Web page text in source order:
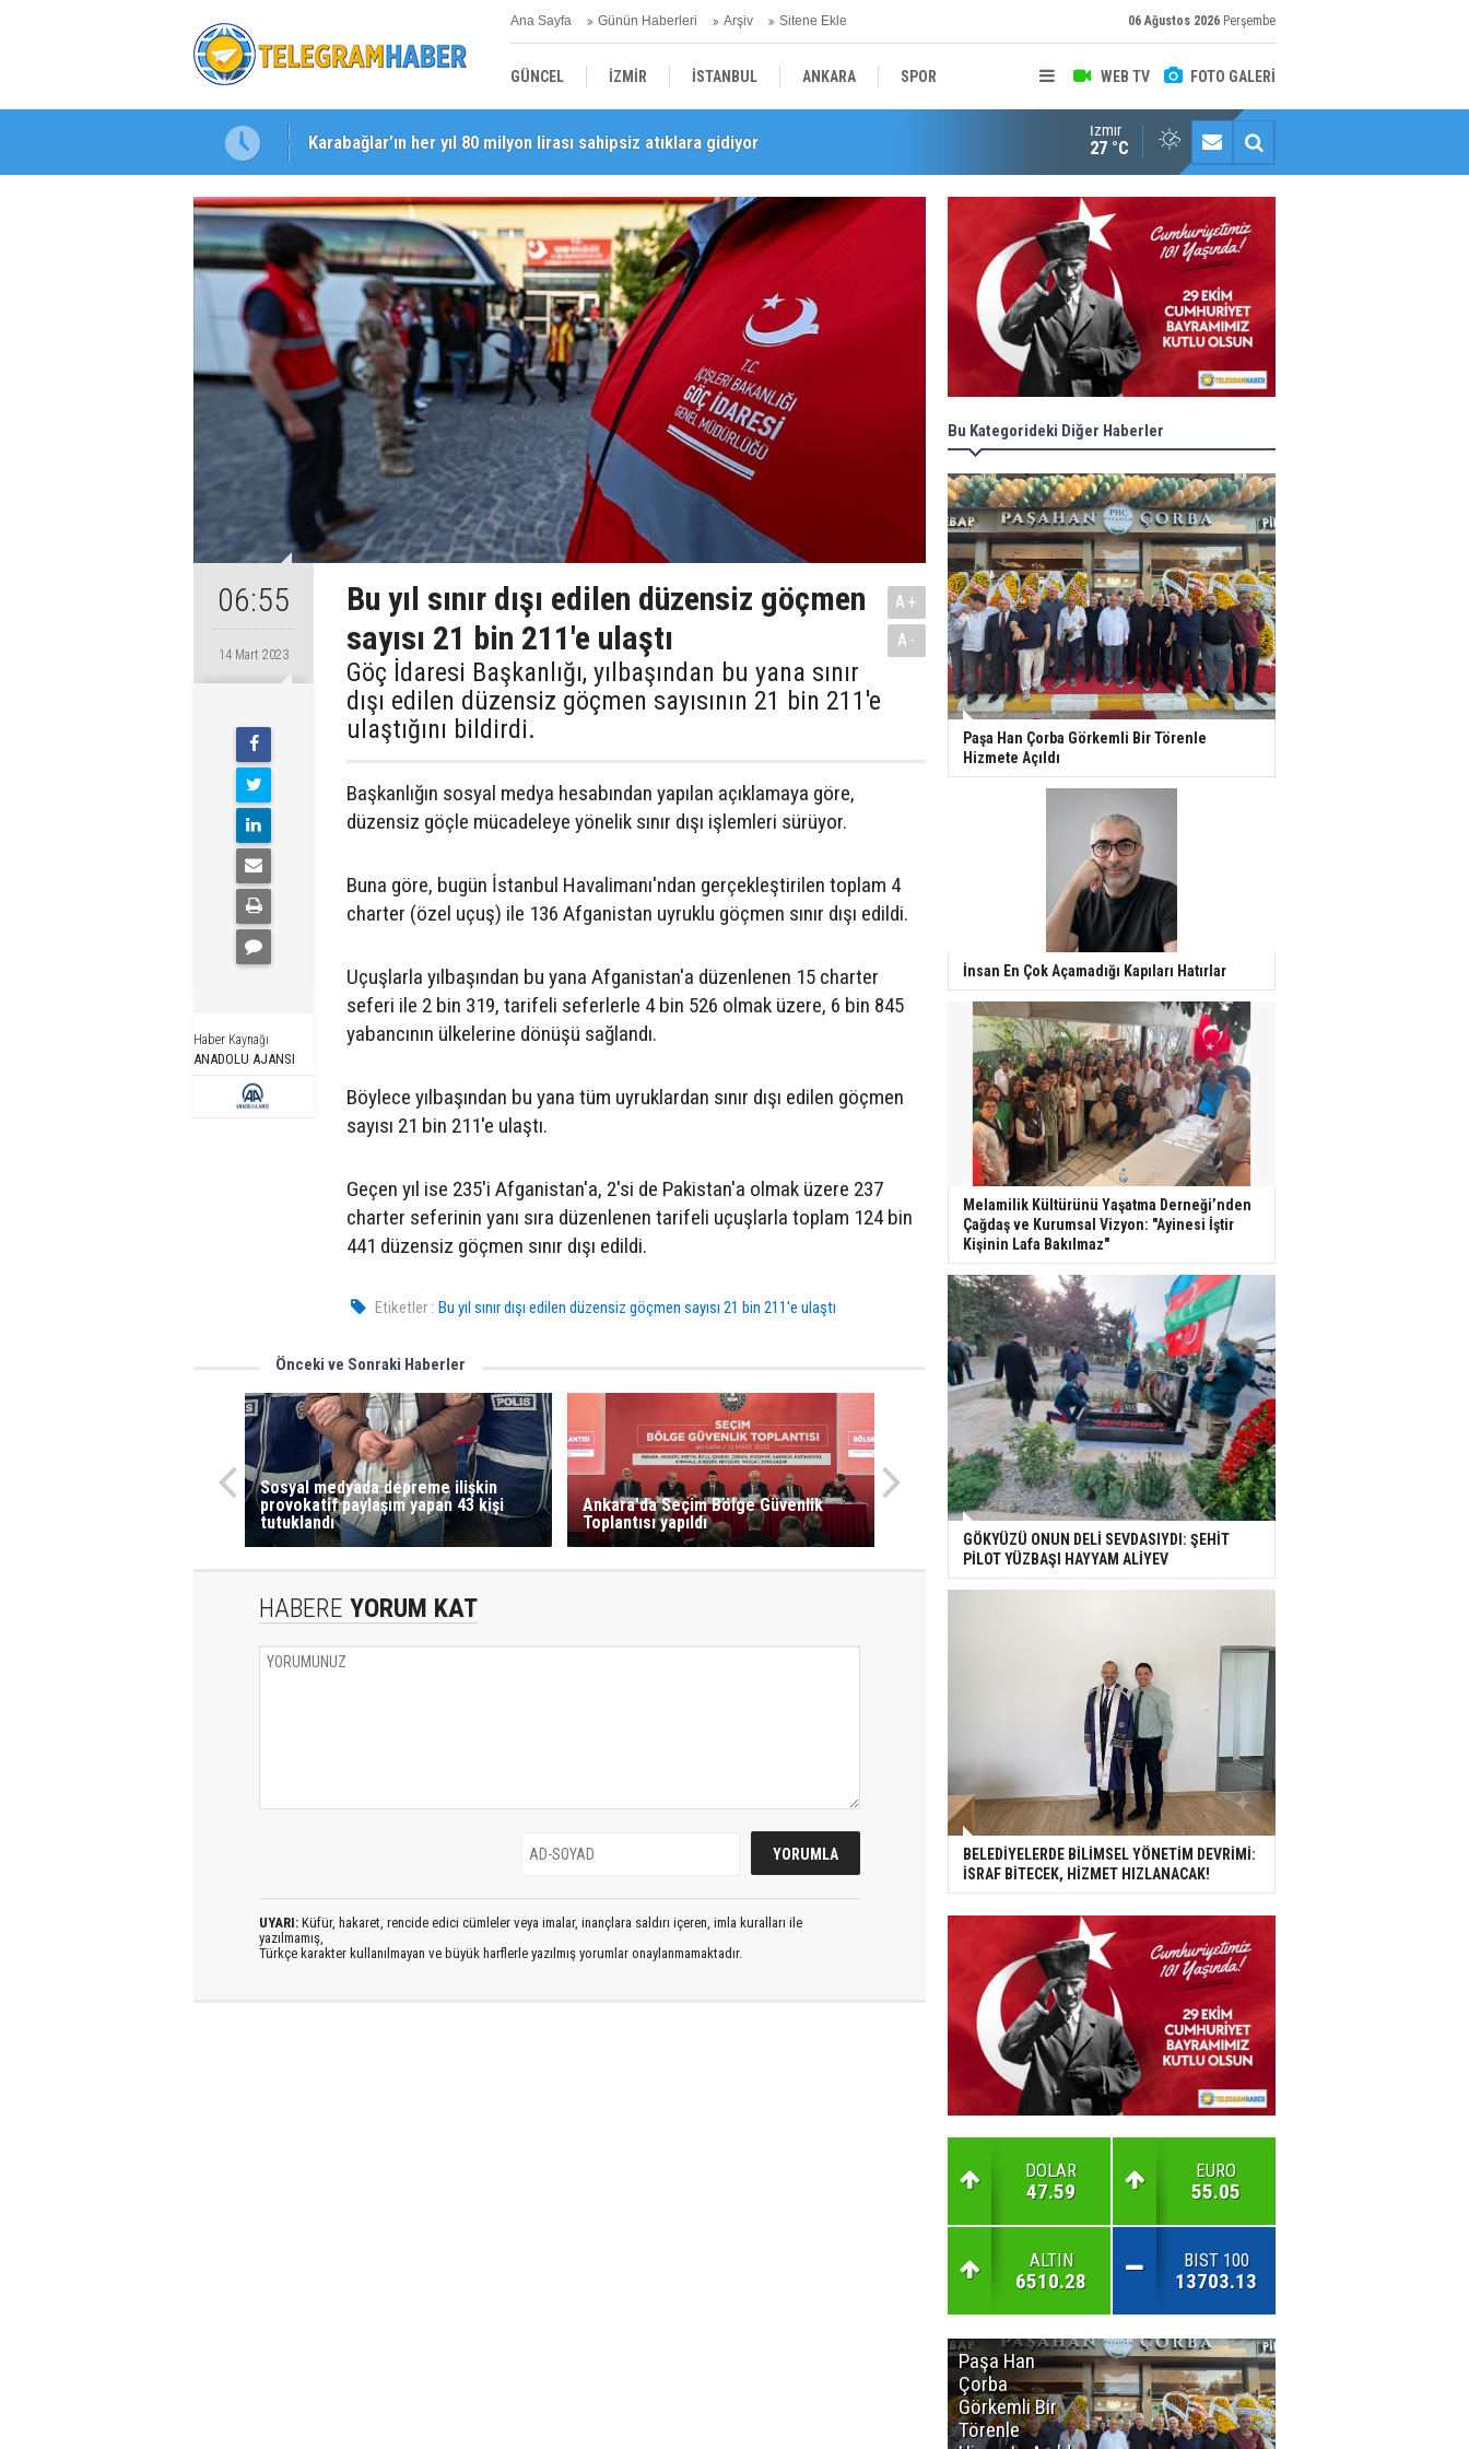
Ana Sayfa Günün Haberleri Arşiv Sitene Ekle 06 Ağustos 2026 Perşembe
WEB TV FOTO GALERİ
GÜNCEL İZMİR İSTANBUL ANKARA SPOR
YEREL SAĞLIK EKONOMİ
Karabağlar’ın her yıl 80 milyon lirası sahipsiz atıklara gidiyor
Başkan Eşki’den Çamdibi’nde esnaf turu Halk istedi, ESHOT düzenledi
İzmir
27 °C
06:55
14 Mart 2023
Haber Kaynağı
ANADOLU AJANSI
Bu yıl sınır dışı edilen düzensiz göçmen
sayısı 21 bin 211'e ulaştı
Göç İdaresi Başkanlığı, yılbaşından bu yana sınır
dışı edilen düzensiz göçmen sayısının 21 bin 211'e
ulaştığını bildirdi.
A+
A-
Başkanlığın sosyal medya hesabından yapılan açıklamaya göre,
düzensiz göçle mücadeleye yönelik sınır dışı işlemleri sürüyor.
Buna göre, bugün İstanbul Havalimanı'ndan gerçekleştirilen toplam 4
charter (özel uçuş) ile 136 Afganistan uyruklu göçmen sınır dışı edildi.
Uçuşlarla yılbaşından bu yana Afganistan'a düzenlenen 15 charter
seferi ile 2 bin 319, tarifeli seferlerle 4 bin 526 olmak üzere, 6 bin 845
yabancının ülkelerine dönüşü sağlandı.
Böylece yılbaşından bu yana tüm uyruklardan sınır dışı edilen göçmen
sayısı 21 bin 211'e ulaştı.
Geçen yıl ise 235'i Afganistan'a, 2'si de Pakistan'a olmak üzere 237
charter seferinin yanı sıra düzenlenen tarifeli uçuşlarla toplam 124 bin
441 düzensiz göçmen sınır dışı edildi.
Etiketler : Bu yıl sınır dışı edilen düzensiz göçmen sayısı 21 bin 211'e ulaştı
Önceki ve Sonraki Haberler
Sosyal medyada depreme ilişkin
provokatif paylaşım yapan 43 kişi
tutuklandı
Ankara'da Seçim Bölge Güvenlik
Toplantısı yapıldı
HABERE YORUM KAT
UYARI: Küfür, hakaret, rencide edici cümleler veya imalar, inançlara saldırı içeren, imla kuralları ile
yazılmamış,
Türkçe karakter kullanılmayan ve büyük harflerle yazılmış yorumlar onaylanmamaktadır.
Bu Kategorideki Diğer Haberler
Paşa Han Çorba Görkemli Bir Törenle
Hizmete Açıldı
İnsan En Çok Açamadığı Kapıları Hatırlar
Melamilik Kültürünü Yaşatma Derneği’nden
Çağdaş ve Kurumsal Vizyon: "Ayinesi İştir
Kişinin Lafa Bakılmaz"
GÖKYÜZÜ ONUN DELİ SEVDASIYDI: ŞEHİT
PİLOT YÜZBAŞI HAYYAM ALİYEV
BELEDİYELERDE BİLİMSEL YÖNETİM DEVRİMİ:
İSRAF BİTECEK, HİZMET HIZLANACAK!
DOLAR
47.59
EURO
55.05
ALTIN
6510.28
BIST 100
13703.13
Paşa Han
Çorba
Görkemli Bir
Törenle